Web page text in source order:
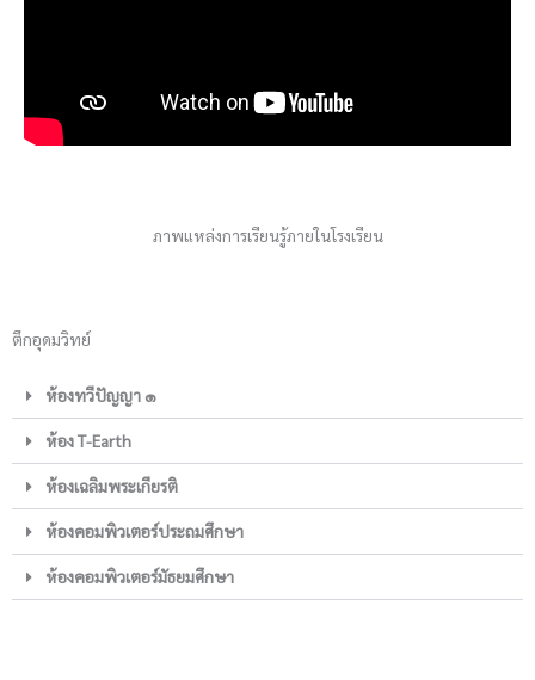
ภาพแหล่งการเรียนรู้ภายในโรงเรียน
ตึกอุดมวิทย์
ห้องทวีปัญญา ๑
ห้อง T-Earth
ห้องเฉลิมพระเกียรติ
ห้องคอมพิวเตอร์ประถมศึกษา
ห้องคอมพิวเตอร์มัธยมศึกษา